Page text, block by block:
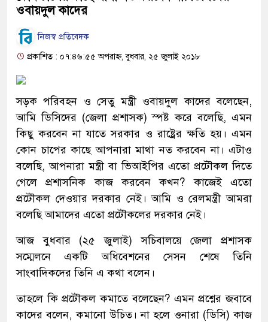
ওবায়দুল কাদের
নিজস্ব প্রতিবেদক
প্রকাশিত : ০৭:৪৬:৫৫ অপরাহ্ন, বুধবার, ২৫ জুলাই ২০১৮
সড়ক পরিবহন ও সেতু মন্ত্রী ওবায়দুল কাদের বলেছেন,
আমি ডিসিদের (জেলা প্রশাসক) স্পষ্ট করে বলেছি, এমন
কিছু করবেন না যাতে সরকার ও রাষ্ট্রের ক্ষতি হয়। এমন
কোন চাপের কাছে আপনারা মাথা নত করবেন না। এটাও
বলেছি, আপনারা মন্ত্রী বা ভিআইপির এতো প্রটৌকল দিতে
গেলে প্রশাসনিক কাজ করবেন কখন? কাজেই এতো
প্রটৌকল দেওয়ার দরকার নেই। আমি ও রেলমন্ত্রী আমরা
বলেছি আমাদের এতো প্রটৌকলের দরকার নেই।
আজ বুধবার (২৫ জুলাই) সচিবালয়ে জেলা প্রশাসক
সম্মেলনে একটি অধিবেশনের সেসন শেষে তিনি
সাংবাদিকদের তিনি এ কথা বলেন।
তাহলে কি প্রটৌকল কমাতে বলেছেন? এমন প্রশ্নের জবাবে
কাদের বলেন, কমানো উচিত। না হলে ওনারা (ডিসি) কাজ